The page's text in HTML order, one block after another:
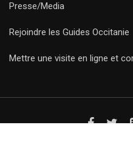
Presse/Media
Rejoindre les Guides Occitanie
Mettre une visite en ligne et